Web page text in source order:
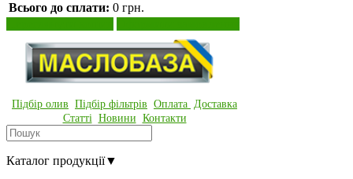
Всього до сплати: 0 грн.
Підбір олив Підбір фільтрів Оплата Доставка
Статті Новини Контакти
Каталог продукції▼